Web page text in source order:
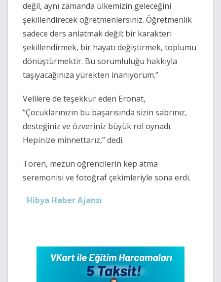
değil, aynı zamanda ülkemizin geleceğini
şekillendirecek öğretmenlersiniz. Öğretmenlik
sadece ders anlatmak değil; bir karakteri
şekillendirmek, bir hayatı değiştirmek, toplumu
dönüştürmektir. Bu sorumluluğu hakkıyla
taşıyacağınıza yürekten inanıyorum.”
Velilere de teşekkür eden Eronat,
“Çocuklarınızın bu başarısında sizin sabrınız,
desteğiniz ve özveriniz büyük rol oynadı.
Hepinize minnettarız,” dedi.
Tören, mezun öğrencilerin kep atma
seremonisi ve fotoğraf çekimleriyle sona erdi.
Hibya Haber Ajansı